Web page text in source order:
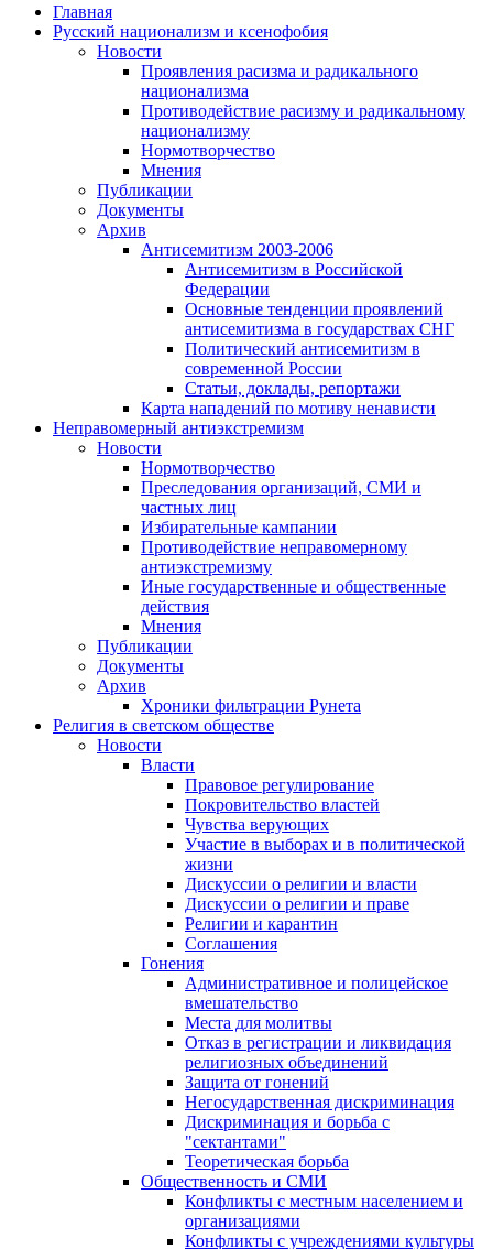
Главная
Русский национализм и ксенофобия
Новости
Проявления расизма и радикального
национализма
Противодействие расизму и радикальному
национализму
Нормотворчество
Мнения
Публикации
Документы
Архив
Антисемитизм 2003-2006
Антисемитизм в Российской
Федерации
Основные тенденции проявлений
антисемитизма в государствах СНГ
Политический антисемитизм в
современной России
Статьи, доклады, репортажи
Карта нападений по мотиву ненависти
Неправомерный антиэкстремизм
Новости
Нормотворчество
Преследования организаций, СМИ и
частных лиц
Избирательные кампании
Противодействие неправомерному
антиэкстремизму
Иные государственные и общественные
действия
Мнения
Публикации
Документы
Архив
Хроники фильтрации Рунета
Религия в светском обществе
Новости
Власти
Правовое регулирование
Покровительство властей
Чувства верующих
Участие в выборах и в политической
жизни
Дискуссии о религии и власти
Дискуссии о религии и праве
Религии и карантин
Соглашения
Гонения
Административное и полицейское
вмешательство
Места для молитвы
Отказ в регистрации и ликвидация
религиозных объединений
Защита от гонений
Негосударственная дискриминация
Дискриминация и борьба с
"сектантами"
Теоретическая борьба
Общественность и СМИ
Конфликты с местным населением и
организациями
Конфликты с учреждениями культуры